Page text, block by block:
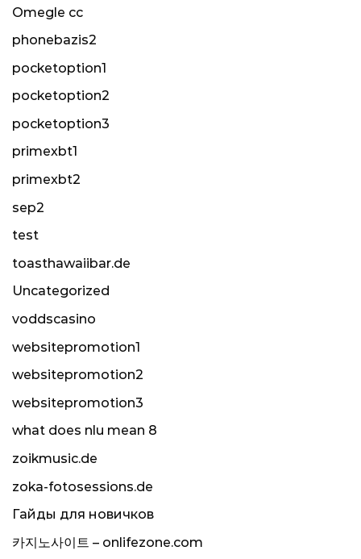
Omegle cc
phonebazis2
pocketoption1
pocketoption2
pocketoption3
primexbt1
primexbt2
sep2
test
toasthawaiibar.de
Uncategorized
voddscasino
websitepromotion1
websitepromotion2
websitepromotion3
what does nlu mean 8
zoikmusic.de
zoka-fotosessions.de
Гайды для новичков
카지노사이트 – onlifezone.com